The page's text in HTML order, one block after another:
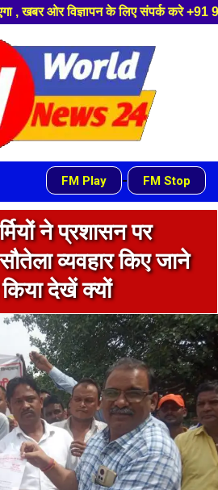
संपर्क करे +91 9839649848 ,हमारे
FM Play - FM Stop
ने प्रशासन पर
व्यवहार किए जाने
देखें क्यों